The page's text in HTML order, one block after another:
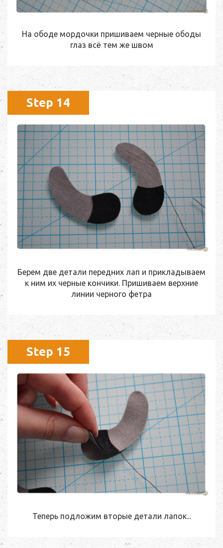
На ободе мордочки пришиваем черные ободы
глаз всё тем же швом
Step 14
Берем две детали передних лап и прикладываем
к ним их черные кончики. Пришиваем верхние
линии черного фетра
Step 15
Теперь подложим вторые детали лапок...